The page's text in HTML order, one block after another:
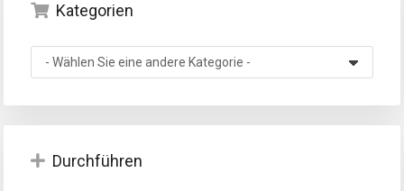
Kategorien
Durchführen